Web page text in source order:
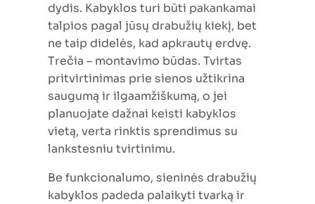
dydis. Kabyklos turi būti pakankamai
talpios pagal jūsų drabužių kiekį, bet
ne taip didelės, kad apkrautų erdvę.
Trečia – montavimo būdas. Tvirtas
pritvirtinimas prie sienos užtikrina
saugumą ir ilgaamžiškumą, o jei
planuojate dažnai keisti kabyklos
vietą, verta rinktis sprendimus su
lankstesniu tvirtinimu.
Be funkcionalumo, sieninės drabužių
kabyklos padeda palaikyti tvarką ir